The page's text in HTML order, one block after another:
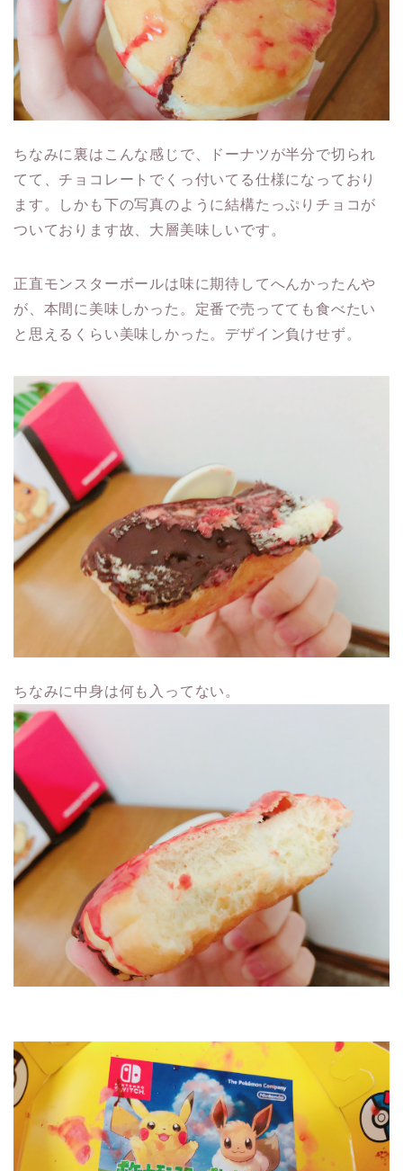
ちなみに裏はこんな感じで、ドーナツが半分で切られ
てて、チョコレートでくっ付いてる仕様になっており
ます。しかも下の写真のように結構たっぷりチョコが
ついております故、大層美味しいです。
正直モンスターボールは味に期待してへんかったんや
が、本間に美味しかった。定番で売ってても食べたい
と思えるくらい美味しかった。デザイン負けせず。
ちなみに中身は何も入ってない。